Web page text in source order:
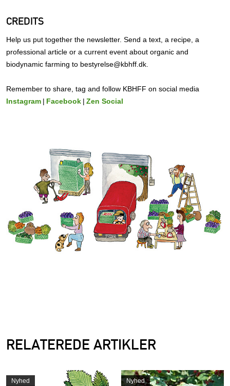
CREDITS
Help us put together the newsletter. Send a text, a recipe, a
professional article or a current event about organic and
biodynamic farming to bestyrelse@kbhff.dk.
Remember to share, tag and follow KBHFF on social media
Instagram | Facebook | Zen Social
RELATEREDE ARTIKLER
Nyhed Nyhed